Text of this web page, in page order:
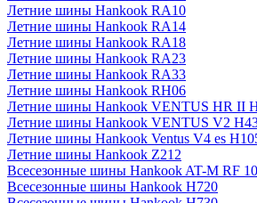
Летние шины Hankook RA10
Летние шины Hankook RA14
Летние шины Hankook RA18
Летние шины Hankook RA23
Летние шины Hankook RA33
Летние шины Hankook RH06
Летние шины Hankook VENTUS HR II
Летние шины Hankook VENTUS V2
Летние шины Hankook Ventus V4 es
Летние шины Hankook Z212
Всесезонные шины Hankook AT-M RF 10
Всесезонные шины Hankook H720